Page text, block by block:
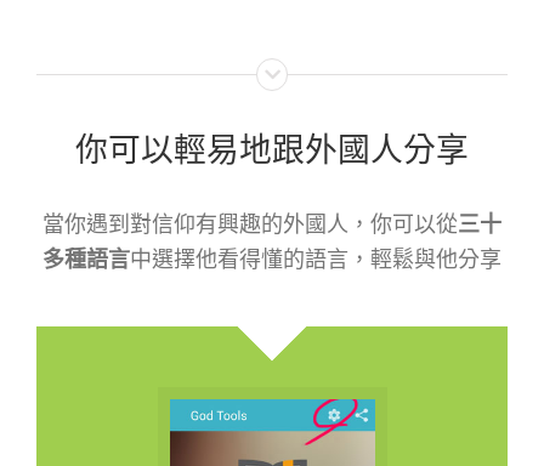
你可以輕易地跟外國人分享
當你遇到對信仰有興趣的外國人，你可以從三十
多種語言中選擇他看得懂的語言，輕鬆與他分享